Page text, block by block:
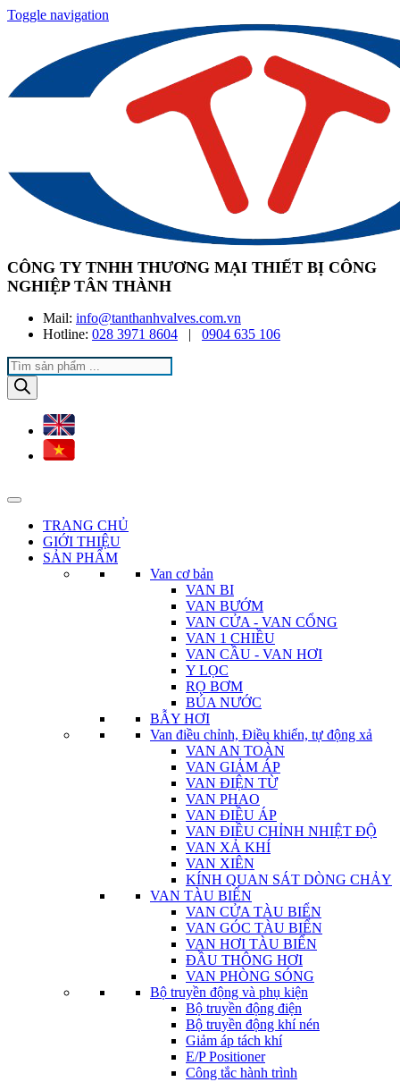
Toggle navigation
CÔNG TY TNHH THƯƠNG MẠI THIẾT BỊ CÔNG
NGHIỆP TÂN THÀNH
Mail: info@tanthanhvalves.com.vn
Hotline: 028 3971 8604 | 0904 635 106
Products
search
TRANG CHỦ
GIỚI THIỆU
SẢN PHẨM
Van cơ bản
VAN BI
VAN BƯỚM
VAN CỬA - VAN CỔNG
VAN 1 CHIỀU
VAN CẦU - VAN HƠI
Y LỌC
RỌ BƠM
BÚA NƯỚC
BẪY HƠI
Van điều chỉnh, Điều khiển, tự động xả
VAN AN TOÀN
VAN GIẢM ÁP
VAN ĐIỆN TỪ
VAN PHAO
VAN ĐIỀU ÁP
VAN ĐIỀU CHỈNH NHIỆT ĐỘ
VAN XẢ KHÍ
VAN XIÊN
KÍNH QUAN SÁT DÒNG CHẢY
VAN TÀU BIỂN
VAN CỬA TÀU BIỂN
VAN GÓC TÀU BIỂN
VAN HƠI TÀU BIỂN
ĐẦU THÔNG HƠI
VAN PHÒNG SÓNG
Bộ truyền động và phụ kiện
Bộ truyền động điện
Bộ truyền động khí nén
Giảm áp tách khí
E/P Positioner
Công tắc hành trình